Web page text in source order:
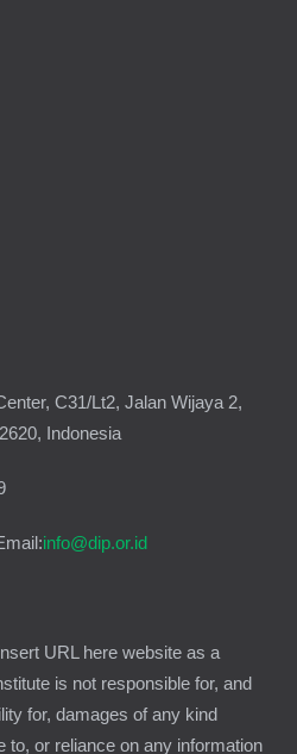
C31/Lt2, Jalan Wijaya 2,
Indonesia
info@dip.or.id
URL here website as a
is not responsible for, and
for, damages of any kind
to, or reliance on any information